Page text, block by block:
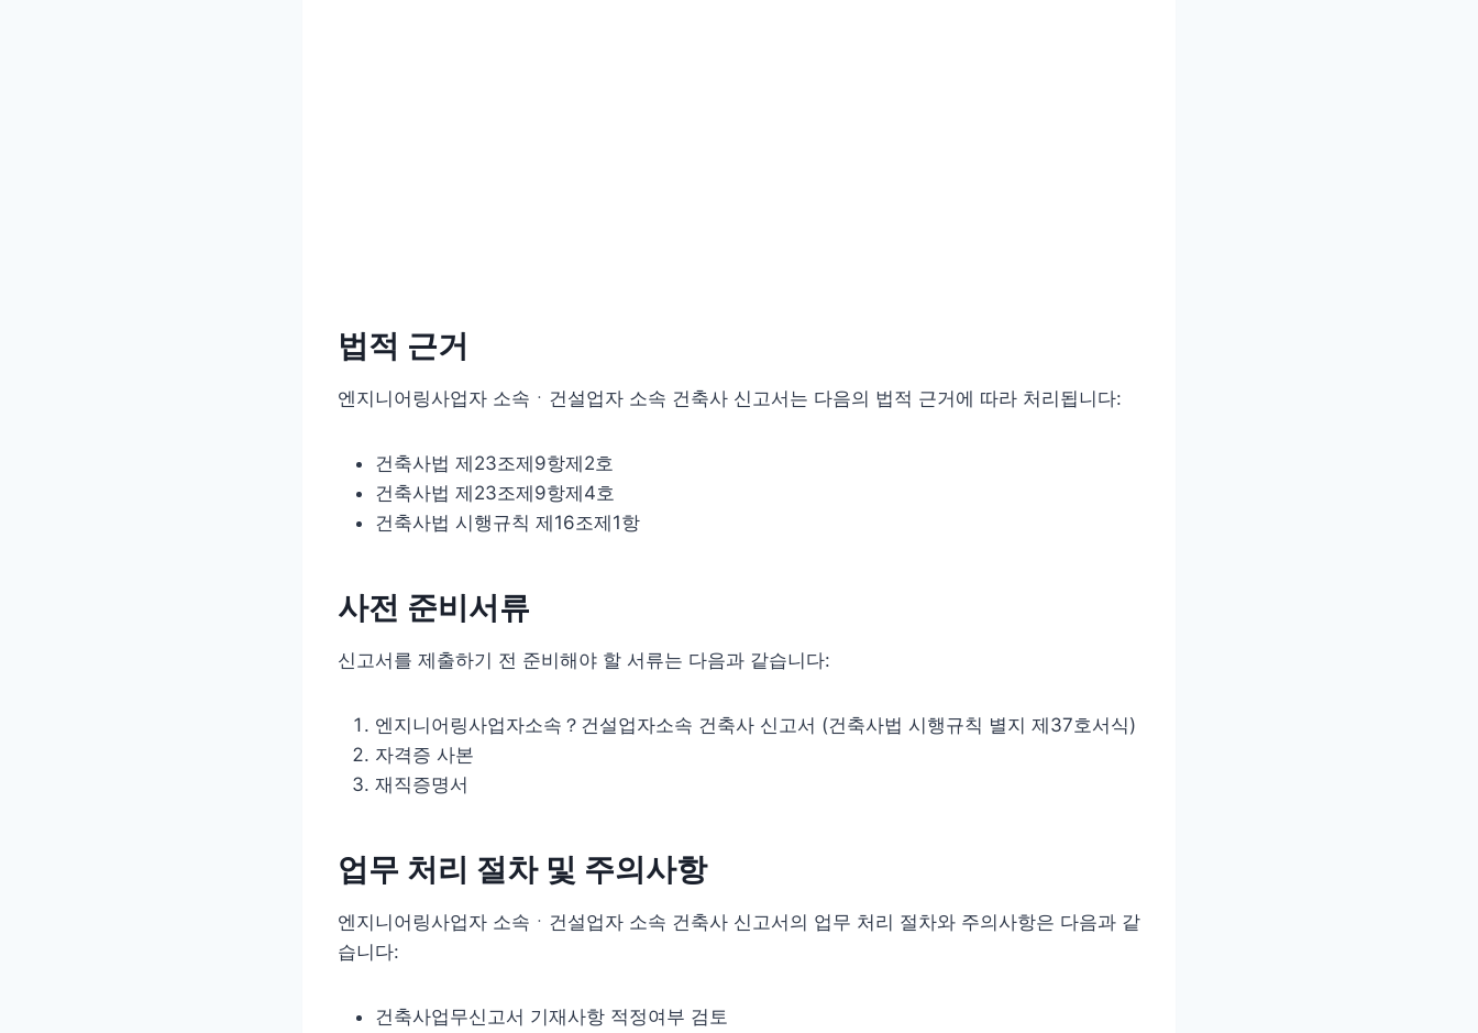
법적 근거
엔지니어링사업자 소속ㆍ건설업자 소속 건축사 신고서는 다음의 법적 근거에 따라 처리됩니다:
건축사법 제23조제9항제2호
건축사법 제23조제9항제4호
건축사법 시행규칙 제16조제1항
사전 준비서류
신고서를 제출하기 전 준비해야 할 서류는 다음과 같습니다:
엔지니어링사업자소속？건설업자소속 건축사 신고서 (건축사법 시행규칙 별지 제37호서식)
자격증 사본
재직증명서
업무 처리 절차 및 주의사항
엔지니어링사업자 소속ㆍ건설업자 소속 건축사 신고서의 업무 처리 절차와 주의사항은 다음과 같
습니다:
건축사업무신고서 기재사항 적정여부 검토